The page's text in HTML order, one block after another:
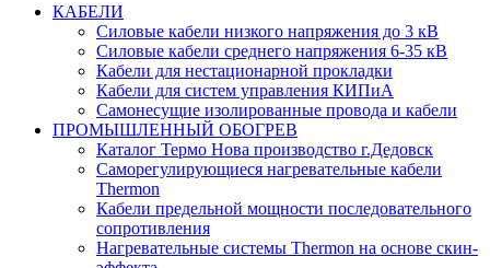
КАБЕЛИ
Силовые кабели низкого напряжения до 3 кВ
Силовые кабели среднего напряжения 6-35 кВ
Кабели для нестационарной прокладки
Кабели для систем управления КИПиА
Самонесущие изолированные провода и кабели
ПРОМЫШЛЕННЫЙ ОБОГРЕВ
Каталог Термо Нова производство г.Дедовск
Саморегулирующиеся нагревательные кабели
Thermon
Кабели предельной мощности последовательного
сопротивления
Нагревательные системы Thermon на основе скин-